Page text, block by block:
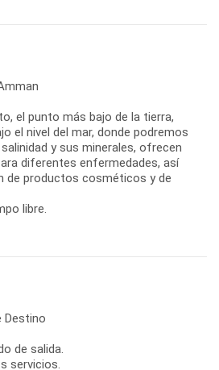
el punto más bajo de la tierra,
el nivel del mar, donde podremos
y sus minerales, ofrecen
diferentes enfermedades, así
de productos cosméticos y de
libre.
Destino
de salida.
servicios.